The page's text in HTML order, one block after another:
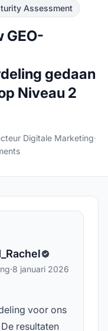
Assessment
GEO-
gedaan
Niveau 2
Digitale Marketing·
·8 januari 2026
voor ons
resultaten